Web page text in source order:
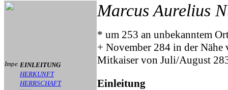
EINLEITUNG
HERKUNFT
HERRSCHAFT
Marcus Aurelius
* um 253 an unbekanntem
+ November 284 in der
Mitkaiser von Juli/August
Einleitung